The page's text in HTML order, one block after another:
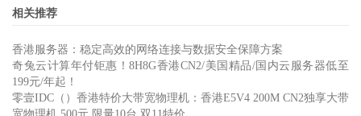
相关推荐
香港服务器：稳定高效的网络连接与数据安全保障方案
奇兔云计算年付钜惠！8H8G香港CN2/美国精品/国内云服务器低至
199元/年起！
零壹IDC（）香港特价大带宽物理机：香港E5V4 200M CN2独享大带